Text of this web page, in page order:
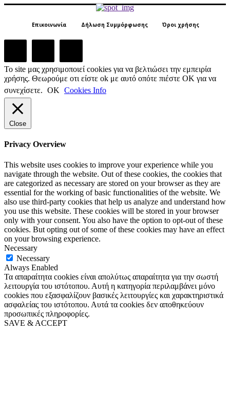
Επικοινωνία Δήλωση Συμμόρφωσης Όροι χρήσης
Το site μας χρησιμοποιεί cookies για να βελτιώσει την εμπειρία
χρήσης. Θεωρούμε οτι είστε ok με αυτό οπότε πιέστε ΟΚ για να
συνεχίσετε. ΟΚ Cookies Info
Close
Privacy Overview
This website uses cookies to improve your experience while you
navigate through the website. Out of these cookies, the cookies that
are categorized as necessary are stored on your browser as they are
essential for the working of basic functionalities of the website. We
also use third-party cookies that help us analyze and understand how
you use this website. These cookies will be stored in your browser
only with your consent. You also have the option to opt-out of these
cookies. But opting out of some of these cookies may have an effect
on your browsing experience.
Necessary
Necessary
Always Enabled
Τα απαραίτητα cookies είναι απολύτως απαραίτητα για την σωστή
λειτουργία του ιστότοπου. Αυτή η κατηγορία περιλαμβάνει μόνο
cookies που εξασφαλίζουν βασικές λειτουργίες και χαρακτηριστικά
ασφαλείας του ιστότοπου. Αυτά τα cookies δεν αποθηκεύουν
προσωπικές πληροφορίες.
SAVE & ACCEPT